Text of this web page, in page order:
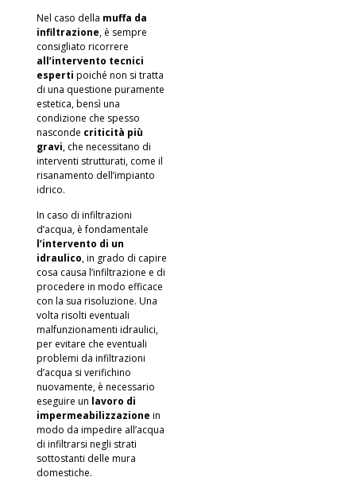
Nel caso della muffa da
infiltrazione, è sempre
consigliato ricorrere
all’intervento tecnici
esperti poiché non si tratta
di una questione puramente
estetica, bensì una
condizione che spesso
nasconde criticità più
gravi, che necessitano di
interventi strutturati, come il
risanamento dell’impianto
idrico.
In caso di infiltrazioni
d’acqua, è fondamentale
l’intervento di un
idraulico, in grado di capire
cosa causa l’infiltrazione e di
procedere in modo efficace
con la sua risoluzione. Una
volta risolti eventuali
malfunzionamenti idraulici,
per evitare che eventuali
problemi da infiltrazioni
d’acqua si verifichino
nuovamente, è necessario
eseguire un lavoro di
impermeabilizzazione in
modo da impedire all’acqua
di infiltrarsi negli strati
sottostanti delle mura
domestiche.